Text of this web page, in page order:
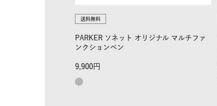
送料無料
PARKER ソネット オリジナル マルチファ
ンクションペン
9,900